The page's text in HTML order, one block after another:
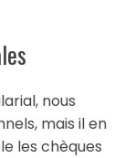
nous
mais il en
les chèques